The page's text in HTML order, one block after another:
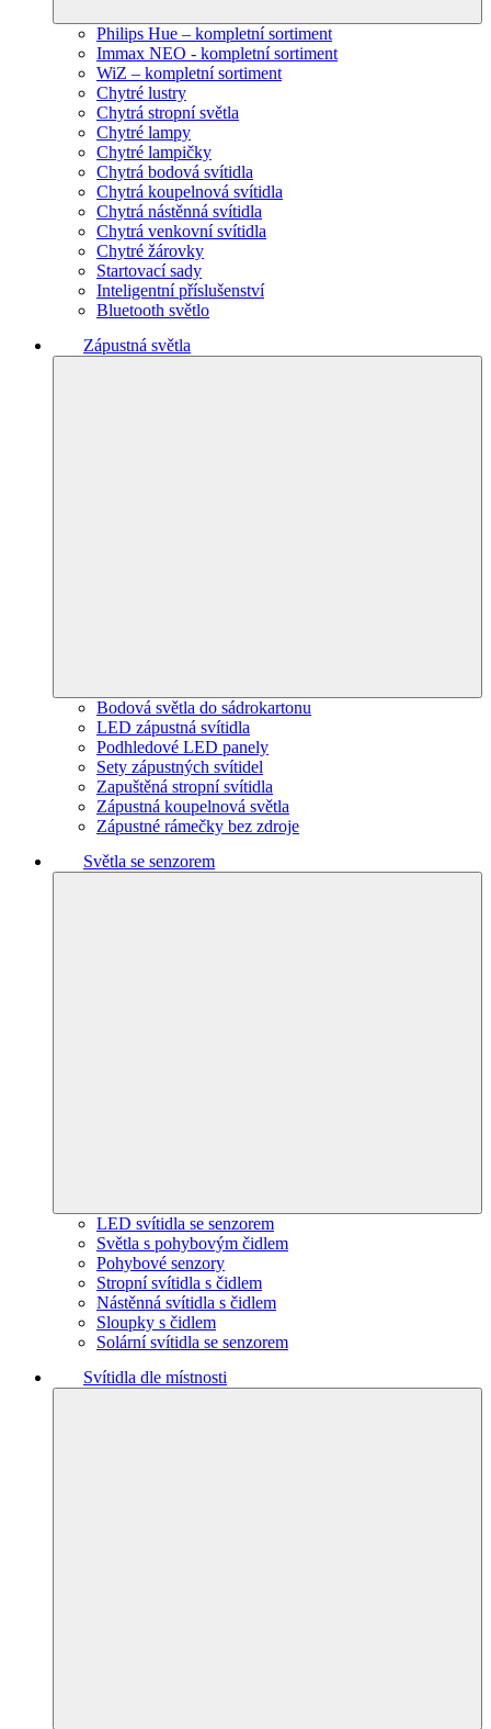
Philips Hue – kompletní sortiment
Immax NEO - kompletní sortiment
WiZ – kompletní sortiment
Chytré lustry
Chytrá stropní světla
Chytré lampy
Chytré lampičky
Chytrá bodová svítidla
Chytrá koupelnová svítidla
Chytrá nástěnná svítidla
Chytrá venkovní svítidla
Chytré žárovky
Startovací sady
Inteligentní příslušenství
Bluetooth světlo
Zápustná světla
Bodová světla do sádrokartonu
LED zápustná svítidla
Podhledové LED panely
Sety zápustných svítidel
Zapuštěná stropní svítidla
Zápustná koupelnová světla
Zápustné rámečky bez zdroje
Světla se senzorem
LED svítidla se senzorem
Světla s pohybovým čidlem
Pohybové senzory
Stropní svítidla s čidlem
Nástěnná svítidla s čidlem
Sloupky s čidlem
Solární svítidla se senzorem
Svítidla dle místnosti